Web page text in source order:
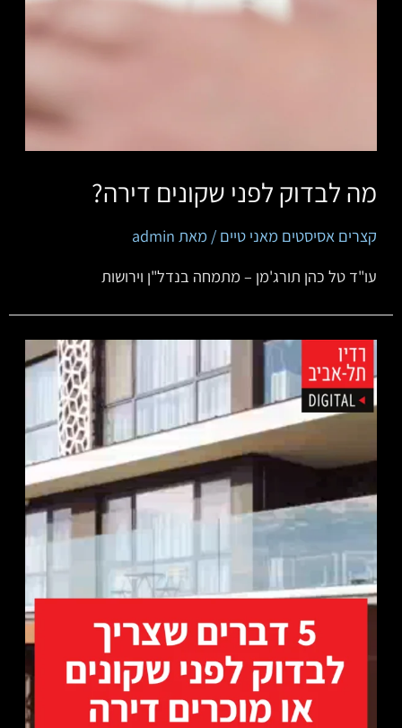
מה לבדוק לפני שקונים דירה?
קצרים אסיסטים מאני טיים / מאת admin
‏‏‏‏‏‏‏‏‏עו"ד טל כהן תורג'מן – מתמחה בנדל"ן וירושות